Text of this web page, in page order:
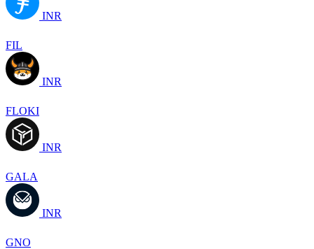
INR
FIL
INR
FLOKI
INR
GALA
INR
GNO